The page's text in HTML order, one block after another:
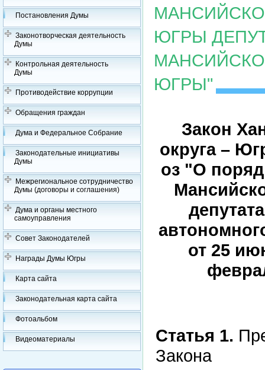
Постановления Думы
Законотворческая деятельность
Думы
Контрольная деятельность
Думы
Противодействие коррупции
Обращения граждан
Дума и Федеральное Собрание
Законодательные инициативы
Думы
Межрегиональное сотрудничество
Думы (договоры и соглашения)
Дума и органы местного
самоуправления
Совет Законодателей
Награды Думы Югры
Карта сайта
Законодательная карта сайта
Фотоальбом
Видеоматериалы
ЮГРЫ
ЮГРЫ"
Закон
округа –
оз "О
от 25
Статья 1.
Закона